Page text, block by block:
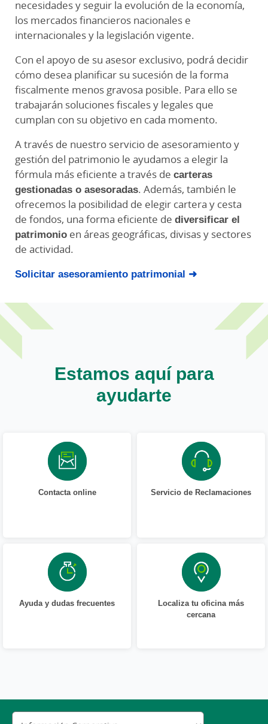
necesidades y seguir la evolución de la economía,
los mercados financieros nacionales e
internacionales y la legislación vigente.
Con el apoyo de su asesor exclusivo, podrá decidir
cómo desea planificar su sucesión de la forma
fiscalmente menos gravosa posible. Para ello se
trabajarán soluciones fiscales y legales que
cumplan con su objetivo en cada momento.
A través de nuestro servicio de asesoramiento y
gestión del patrimonio le ayudamos a elegir la
fórmula más eficiente a través de carteras
gestionadas o asesoradas. Además, también le
ofrecemos la posibilidad de elegir cartera y cesta
de fondos, una forma eficiente de diversificar el
patrimonio en áreas geográficas, divisas y sectores
de actividad.
Solicitar asesoramiento patrimonial ➜
Estamos aquí para
ayudarte
Contacta online Servicio de Reclamaciones
Ayuda y dudas frecuentes
Localiza tu oficina más
cercana